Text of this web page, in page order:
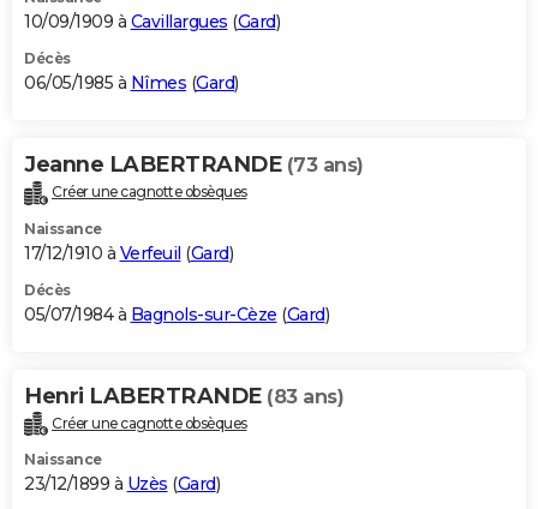
10/09/1909 à Cavillargues (Gard)
Décès
06/05/1985 à Nîmes (Gard)
Jeanne LABERTRANDE (73 ans)
Créer une cagnotte obsèques
Naissance
17/12/1910 à Verfeuil (Gard)
Décès
05/07/1984 à Bagnols-sur-Cèze (Gard)
Henri LABERTRANDE (83 ans)
Créer une cagnotte obsèques
Naissance
23/12/1899 à Uzès (Gard)